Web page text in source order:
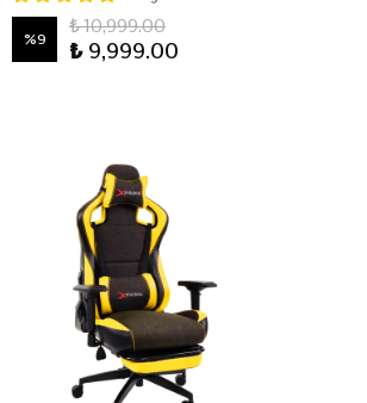
%9
₺ 10,999.00
₺ 9,999.00